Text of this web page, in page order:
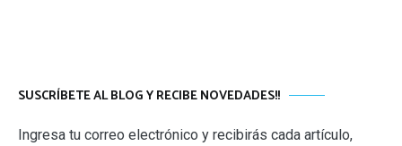
SUSCRÍBETE AL BLOG Y RECIBE NOVEDADES!!
Ingresa tu correo electrónico y recibirás cada artículo,